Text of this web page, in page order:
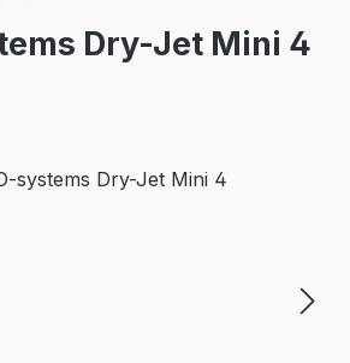
Dry-Jet Mini 4